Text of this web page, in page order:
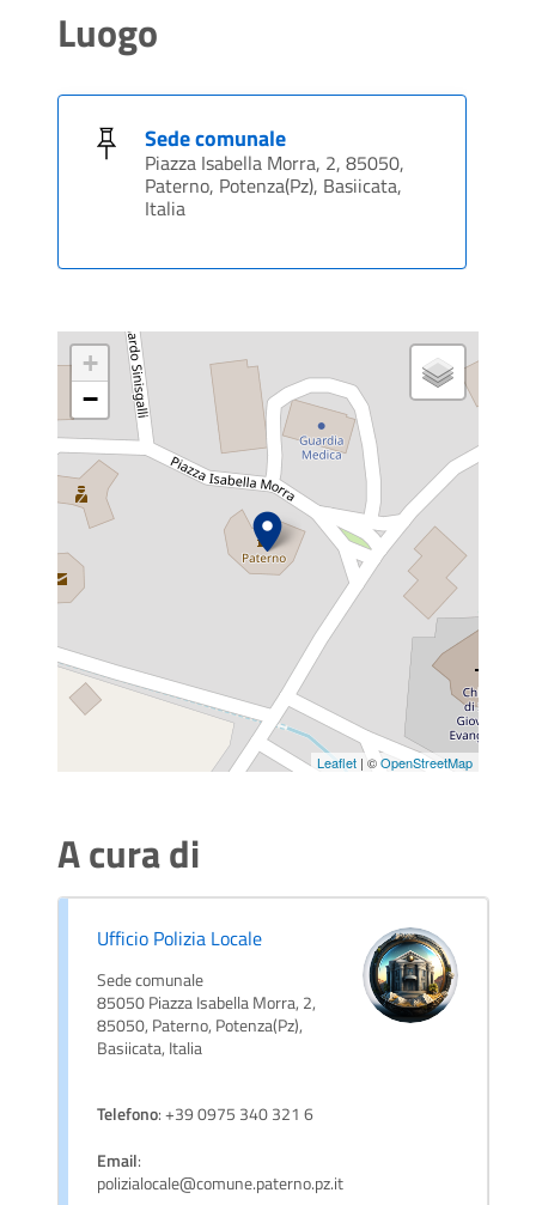
Luogo
Sede comunale
Piazza Isabella Morra, 2, 85050,
Paterno, Potenza(Pz), Basiicata,
Italia
+
−
Leaflet | ©OpenStreetMap
A cura di
Ufficio Polizia Locale
Sede comunale
85050 Piazza Isabella Morra, 2,
85050, Paterno, Potenza(Pz),
Basiicata, Italia
Telefono: +39 0975 340 321 6
Email:
polizialocale@comune.paterno.pz.it